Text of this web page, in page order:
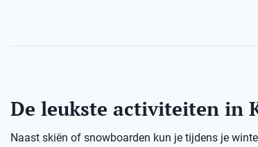
De leukste activiteiten in
Naast skiën of snowboarden kun je tijdens je